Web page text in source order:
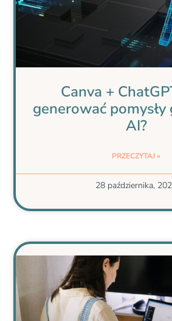
Canva +
generować pomysły
AI?
PRZECZYTAJ »
28 października,